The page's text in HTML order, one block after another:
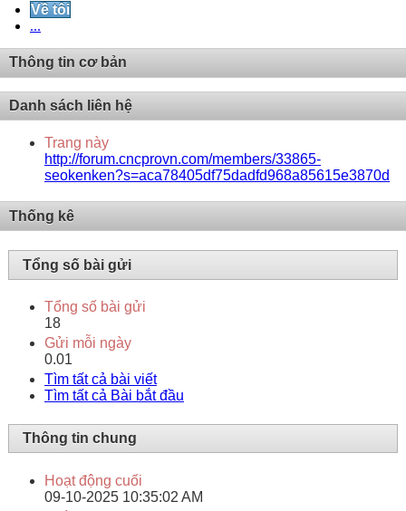
Về tôi
...
Thông tin cơ bản
Danh sách liên hệ
Trang này
http://forum.cncprovn.com/members/33865-
seokenken?s=aca78405df75dadfd968a85615e3870d
Thống kê
Tổng số bài gửi
Tổng số bài gửi
18
Gửi mỗi ngày
0.01
Tìm tất cả bài viết
Tìm tất cả Bài bắt đầu
Thông tin chung
Hoạt động cuối
09-10-2025 10:35:02 AM